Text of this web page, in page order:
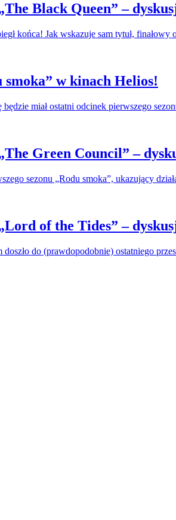
Black Queen” –
końca! Jak wskazuje sam tytuł,
smoka” w kinach Helios!
będzie miał ostatni odcinek pierwszego
Green Council” –
sezonu „Rodu smoka”, ukazujący
of the Tides” –
do (prawdopodobnie) ostatniego